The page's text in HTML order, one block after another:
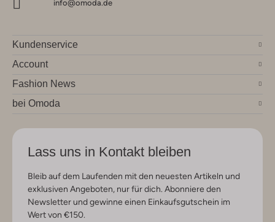
info@omoda.de
Kundenservice
Account
Fashion News
bei Omoda
Lass uns in Kontakt bleiben
Bleib auf dem Laufenden mit den neuesten Artikeln und
exklusiven Angeboten, nur für dich. Abonniere den
Newsletter und gewinne einen Einkaufsgutschein im
Wert von €150.